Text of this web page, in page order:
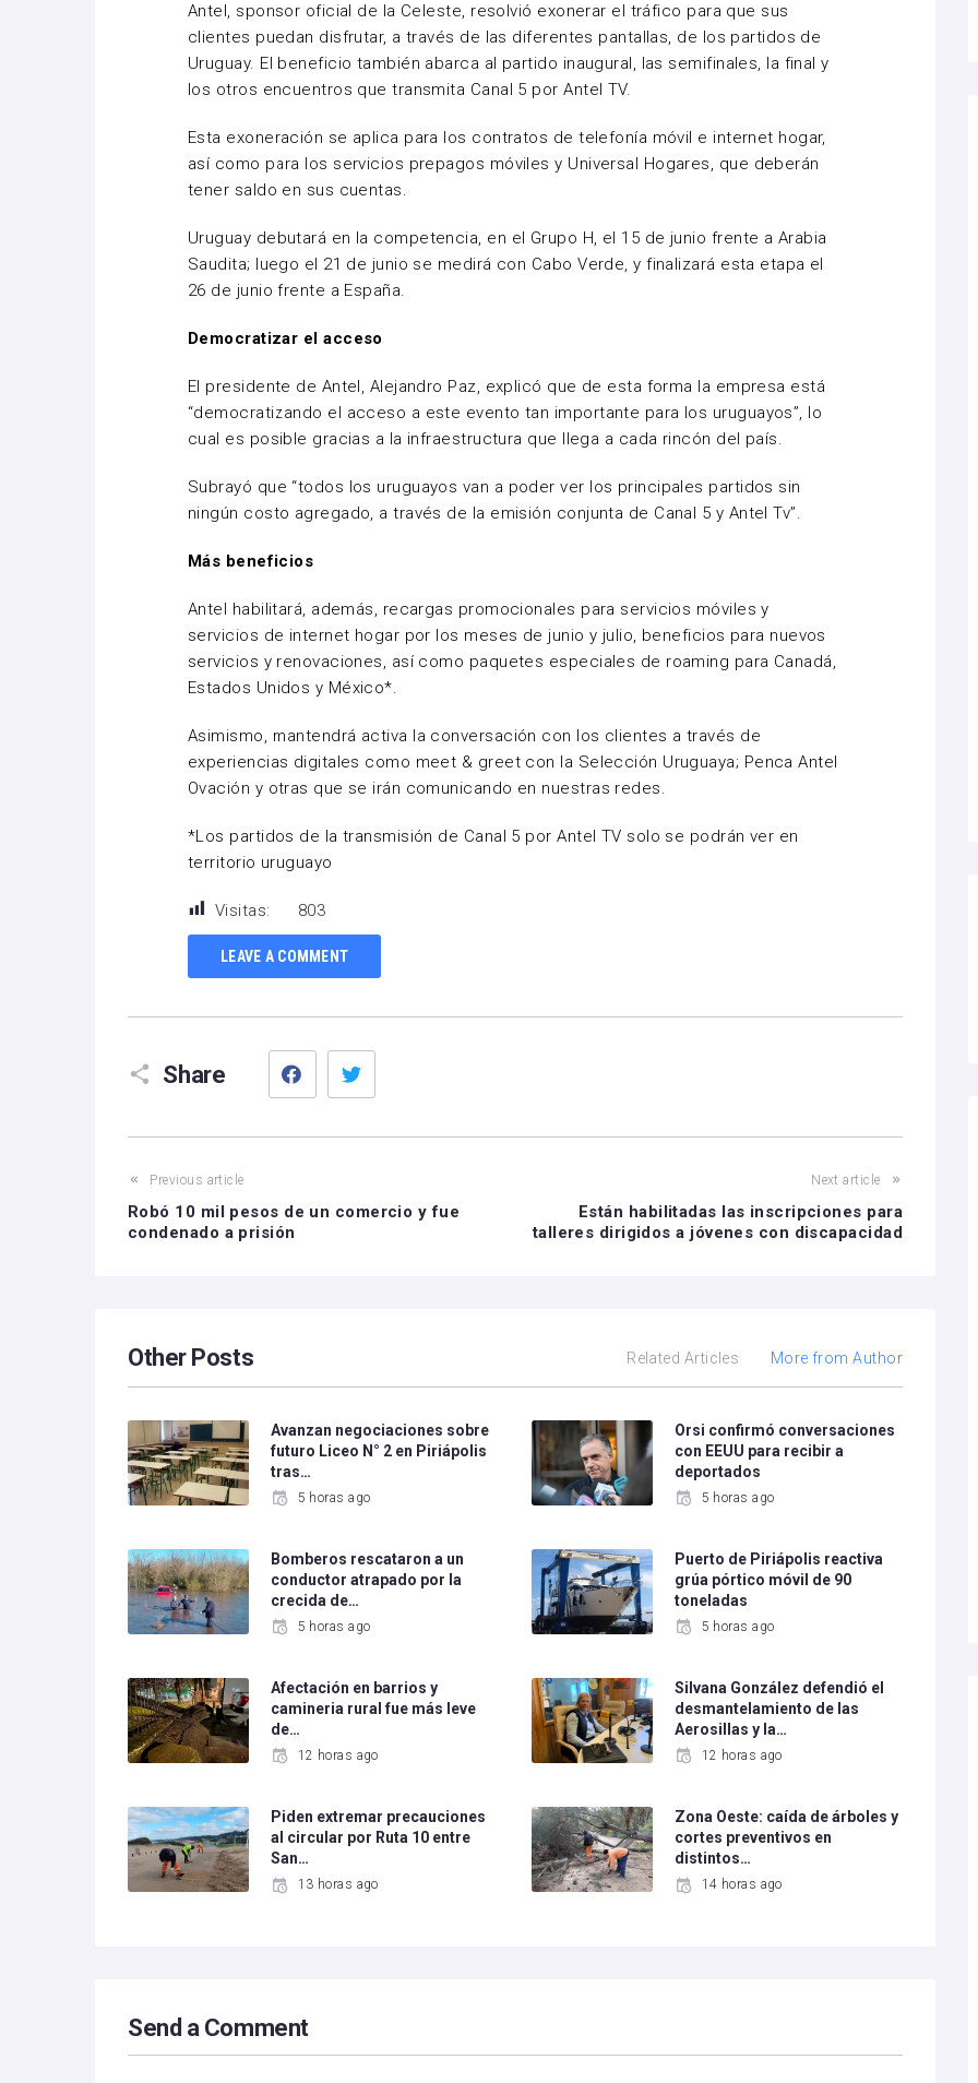
Antel, sponsor oficial de la Celeste, resolvió exonerar el tráfico para que sus
clientes puedan disfrutar, a través de las diferentes pantallas, de los partidos de
Uruguay. El beneficio también abarca al partido inaugural, las semifinales, la final y
los otros encuentros que transmita Canal 5 por Antel TV.
Esta exoneración se aplica para los contratos de telefonía móvil e internet hogar,
así como para los servicios prepagos móviles y Universal Hogares, que deberán
tener saldo en sus cuentas.
Uruguay debutará en la competencia, en el Grupo H, el 15 de junio frente a Arabia
Saudita; luego el 21 de junio se medirá con Cabo Verde, y finalizará esta etapa el
26 de junio frente a España.
Democratizar el acceso
El presidente de Antel, Alejandro Paz, explicó que de esta forma la empresa está
“democratizando el acceso a este evento tan importante para los uruguayos”, lo
cual es posible gracias a la infraestructura que llega a cada rincón del país.
Subrayó que “todos los uruguayos van a poder ver los principales partidos sin
ningún costo agregado, a través de la emisión conjunta de Canal 5 y Antel Tv”.
Más beneficios
Antel habilitará, además, recargas promocionales para servicios móviles y
servicios de internet hogar por los meses de junio y julio, beneficios para nuevos
servicios y renovaciones, así como paquetes especiales de roaming para Canadá,
Estados Unidos y México*.
Asimismo, mantendrá activa la conversación con los clientes a través de
experiencias digitales como meet & greet con la Selección Uruguaya; Penca Antel
Ovación y otras que se irán comunicando en nuestras redes.
*Los partidos de la transmisión de Canal 5 por Antel TV solo se podrán ver en
territorio uruguayo
Visitas: 803
LEAVE A COMMENT
Share
Facebook
Previous article
Robó 10 mil pesos de un comercio y fue
condenado a prisión
Next article
Están habilitadas las inscripciones para
talleres dirigidos a jóvenes con discapacidad
Other Posts Related Articles More from Author
Avanzan negociaciones sobre
futuro Liceo N° 2 en Piriápolis
tras…
5 horas ago
Orsi confirmó conversaciones
con EEUU para recibir a
deportados
5 horas ago
Bomberos rescataron a un
conductor atrapado por la
crecida de…
5 horas ago
Puerto de Piriápolis reactiva
grúa pórtico móvil de 90
toneladas
5 horas ago
Afectación en barrios y
camineria rural fue más leve
de…
12 horas ago
Silvana González defendió el
desmantelamiento de las
Aerosillas y la…
12 horas ago
Piden extremar precauciones
al circular por Ruta 10 entre
San…
13 horas ago
Zona Oeste: caída de árboles y
cortes preventivos en
distintos…
14 horas ago
Send a Comment